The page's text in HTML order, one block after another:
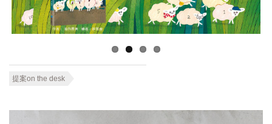
提案on the desk